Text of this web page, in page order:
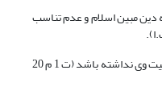
دین مبین اسلام و عدم تناسب
4ـ درموردی‌که نام شخص تناسب با جنسیت وی نداشته باشد (ت 1 م 20